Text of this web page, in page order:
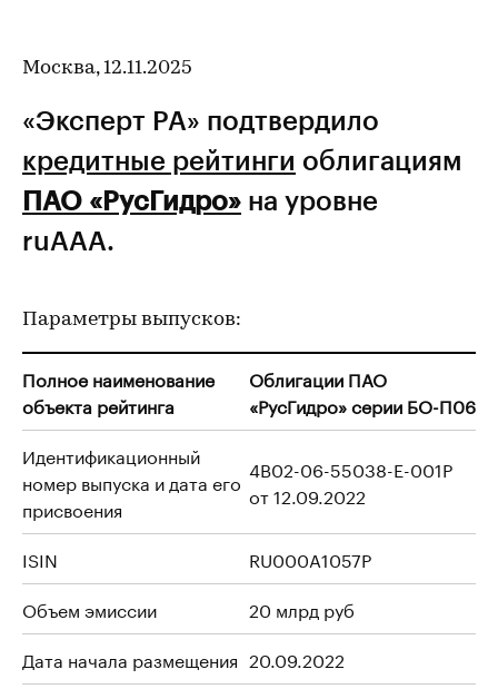
Москва, 12.11.2025
«Эксперт РА» подтвердило
кредитные рейтинги облигациям
ПАО «РусГидро» на уровне
ruAAA.
Параметры выпусков:
Полное наименование
объекта рейтинга
Облигации ПАО
«РусГидро» серии БО-П06
Идентификационный
номер выпуска и дата его
присвоения
4B02-06-55038-E-001P
от 12.09.2022
ISIN
RU000A1057P
Объем эмиссии
20 млрд руб
Дата начала размещения 20.09.2022